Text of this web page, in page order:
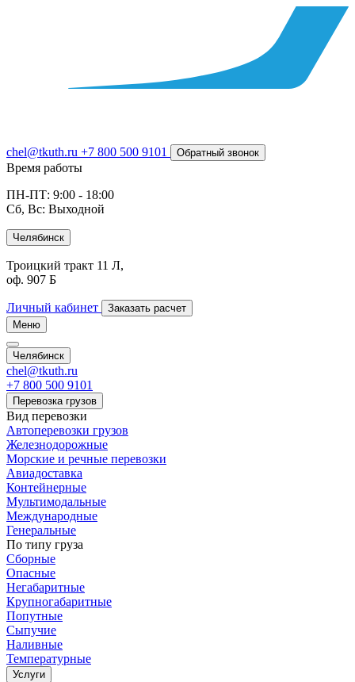
chel@tkuth.ru +7 800 500 9101 Обратный звонок
Время работы
ПН-ПТ: 9:00 - 18:00
Сб, Вс: Выходной
Челябинск
Троицкий тракт 11 Л,
оф. 907 Б
Личный кабинет
Заказать расчет
Меню
Челябинск
chel@tkuth.ru
+7 800 500 9101
Перевозка грузов
Вид перевозки
Автоперевозки грузов
Железнодорожные
Морские и речные перевозки
Авиадоставка
Контейнерные
Мультимодальные
Международные
Генеральные
По типу груза
Сборные
Опасные
Негабаритные
Крупногабаритные
Попутные
Сыпучие
Наливные
Температурные
Услуги